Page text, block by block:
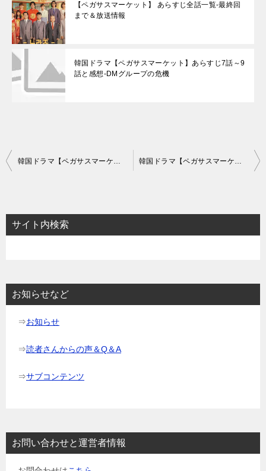
【ペガサスマーケット】 あらすじ全話一覧-最終回
まで＆放送情報
韓国ドラマ【ペガサスマーケット】あらすじ7話～9
話と感想-DMグループの危機
投
ビ
ゲ
ョ
韓国ドラマ【ペガサスマーケット】相関図とキャスト情報 韓国ドラマ【ペガサスマーケット】あらすじ4話～6話と感想-ボクドン社長は孤独！？
サイト内検索
お知らせなど
⇒お知らせ
⇒読者さんからの声＆Q＆A
⇒サブコンテンツ
お問い合わせと運営者情報